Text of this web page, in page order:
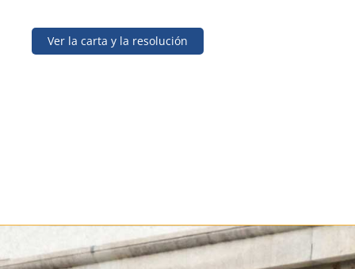
Ver la carta y la resolución